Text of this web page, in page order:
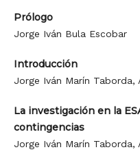
Prólogo
Jorge Iván Bula Escobar
Introducción
Jorge Iván Marín Taborda,
La investigación en la
contingencias
Jorge Iván Marín Taborda,